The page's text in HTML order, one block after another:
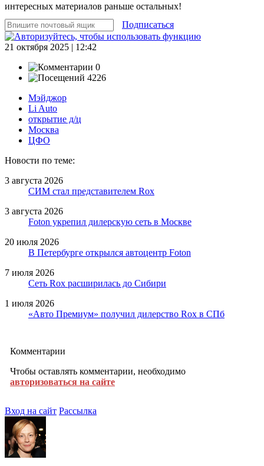
интересных материалов раньше остальных!
Подписаться
21 октября 2025 | 12:42
0
4226
Мэйджор
Li Auto
открытие д/ц
Москва
ЦФО
Новости по теме:
3 августа 2026
СИМ стал представителем Rox
3 августа 2026
Foton укрепил дилерскую сеть в Москве
20 июля 2026
В Петербурге открылся автоцентр Foton
7 июля 2026
Сеть Rox расширилась до Сибири
1 июля 2026
«Авто Премиум» получил дилерство Rox в СПб
Комментарии
Чтобы оставлять комментарии, необходимо
авторизоваться на сайте
Вход на сайт Рассылка